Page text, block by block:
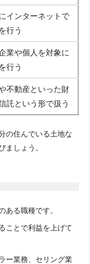
インターネットで
行う
業や個人を対象に
行う
不動産といった財
託という形で扱う
の住んでいる土地な
ましょう。
ある職種です。
ことで利益を上げて
ー業務、セリング業